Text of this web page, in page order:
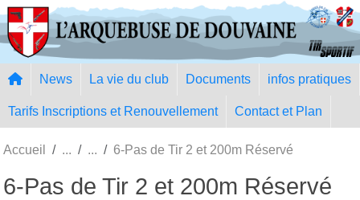
News La vie du club Documents infos pratiques
Tarifs Inscriptions et Renouvellement Contact et Plan
Accueil 6-Pas de Tir 2 et 200m Réservé
6-Pas de Tir 2 et 200m Réservé
Panneau de gestion des cookies